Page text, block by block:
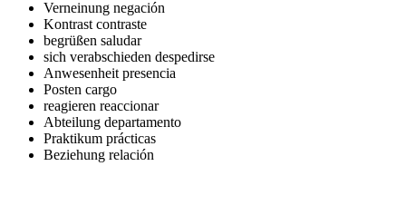
Verneinung negación
Kontrast contraste
begrüßen saludar
sich verabschieden despedirse
Anwesenheit presencia
Posten cargo
reagieren reaccionar
Abteilung departamento
Praktikum prácticas
Beziehung relación